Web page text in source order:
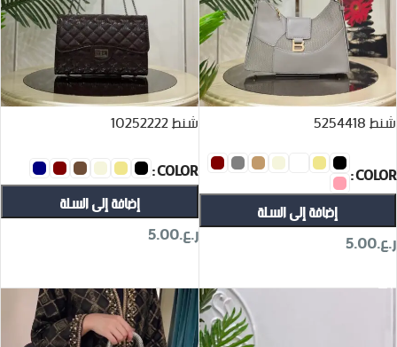
شنط 5254418
COLOR
إضافة إلى السلة
ر.ع.5.00
شنط 10252222
COLOR
إضافة إلى السلة
ر.ع.5.00